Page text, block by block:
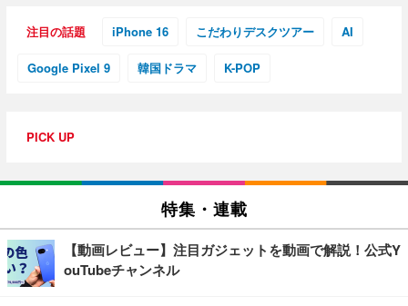
注目の話題 iPhone 16 こだわりデスクツアー AI
Google Pixel 9 韓国ドラマ K-POP
PICK UP
特集・連載
【動画レビュー】注目ガジェットを動画で解説！公式Y
ouTubeチャンネル